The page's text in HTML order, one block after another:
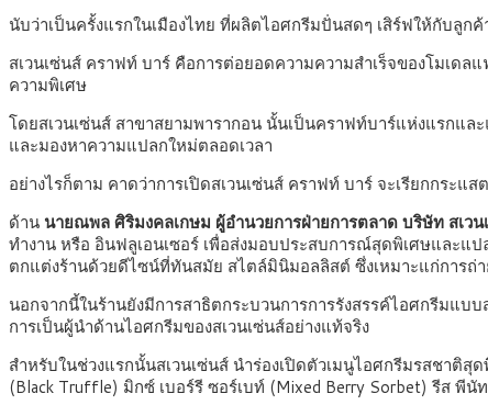
นับว่าเป็นครั้งแรกในเมืองไทย ที่ผลิตไอศกรีมปั่นสดๆ เสิร์ฟให้กับลู
สเวนเซ่นส์ คราฟท์ บาร์ คือการต่อยอดความความสำเร็จของโมเด
ความพิเศษ
โดยสเวนเซ่นส์ สาขาสยามพารากอน นั้นเป็นคราฟท์บาร์แห่งแรกแล
และมองหาความแปลกใหม่ตลอดเวลา
อย่างไรก็ตาม คาดว่าการเปิดสเวนเซ่นส์ คราฟท์ บาร์ จะเรียกกระ
ด้าน นายณพล ศิริมงคลเกษม ผู้อำนวยการฝ่ายการตลาด บริษัท สเว
ทำงาน หรือ อินฟลูเอนเซอร์ เพื่อส่งมอบประสบการณ์สุดพิเศษและ
ตกแต่งร้านด้วยดีไซน์ที่ทันสมัย สไตล์มินิมอลลิสต์ ซึ่งเหมาะแก่การถ่
นอกจากนี้ในร้านยังมีการสาธิตกระบวนการการรังสรรค์ไอศกรีมแ
การเป็นผู้นำด้านไอศกรีมของสเวนเซ่นส์อย่างแท้จริง
สำหรับในช่วงแรกนั้นสเวนเซ่นส์ นำร่องเปิดตัวเมนูไอศกรีมรสชาติ
(Black Truffle) มิกซ์ เบอร์รี ซอร์เบท์ (Mixed Berry Sorbet) รีส พี